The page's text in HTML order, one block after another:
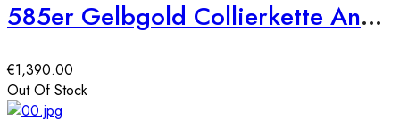
585er Gelbgold Collierkette Ankerkette mit diamantierten Kugeln
€1,390.00
Out Of Stock